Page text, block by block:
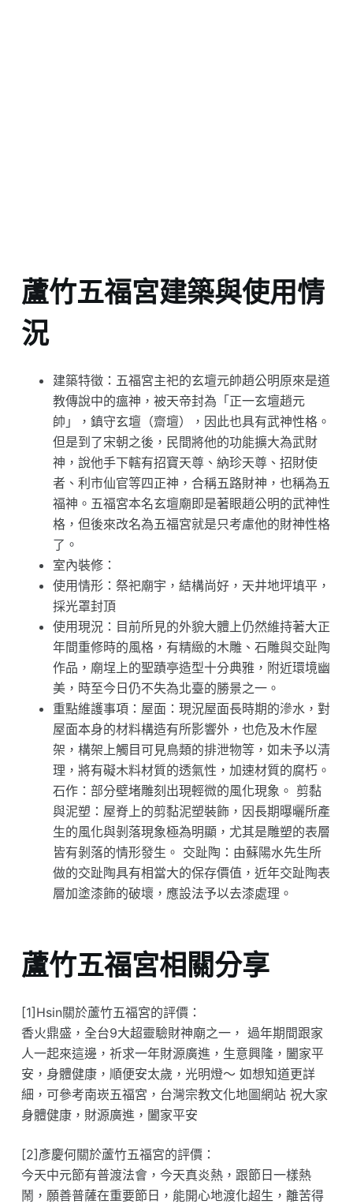
蘆竹五福宮建築與使用情
況
建築特徵：五福宮主祀的玄壇元帥趙公明原來是道
教傳說中的瘟神，被天帝封為「正一玄壇趙元
帥」，鎮守玄壇（齋壇），因此也具有武神性格。
但是到了宋朝之後，民間將他的功能擴大為武財
神，說他手下轄有招寶天尊、納珍天尊、招財使
者、利市仙官等四正神，合稱五路財神，也稱為五
福神。五福宮本名玄壇廟即是著眼趙公明的武神性
格，但後來改名為五福宮就是只考慮他的財神性格
了。
室內裝修：
使用情形：祭祀廟宇，結構尚好，天井地坪填平，
採光罩封頂
使用現況：目前所見的外貌大體上仍然維持著大正
年間重修時的風格，有精緻的木雕、石雕與交趾陶
作品，廟埕上的聖蹟亭造型十分典雅，附近環境幽
美，時至今日仍不失為北臺的勝景之一。
重點維護事項：屋面：現況屋面長時期的滲水，對
屋面本身的材料構造有所影響外，也危及木作屋
架，構架上觸目可見鳥類的排泄物等，如未予以清
理，將有礙木料材質的透氣性，加速材質的腐朽。
石作：部分壁堵雕刻出現輕微的風化現象。 剪黏
與泥塑：屋脊上的剪黏泥塑裝飾，因長期曝曬所產
生的風化與剝落現象極為明顯，尤其是雕塑的表層
皆有剝落的情形發生。 交趾陶：由蘇陽水先生所
做的交趾陶具有相當大的保存價值，近年交趾陶表
層加塗漆飾的破壞，應設法予以去漆處理。
蘆竹五福宮相關分享
[1]Hsin關於蘆竹五福宮的評價：
香火鼎盛，全台9大超靈驗財神廟之一， 過年期間跟家
人一起來這邊，祈求一年財源廣進，生意興隆，闔家平
安，身體健康，順便安太歲，光明燈～ 如想知道更詳
細，可參考南崁五福宮，台灣宗教文化地圖網站 祝大家
身體健康，財源廣進，闔家平安
[2]彥慶何關於蘆竹五福宮的評價：
今天中元節有普渡法會，今天真炎熱，跟節日一樣熱
鬧，願善普薩在重要節日，能開心地渡化超生，離苦得